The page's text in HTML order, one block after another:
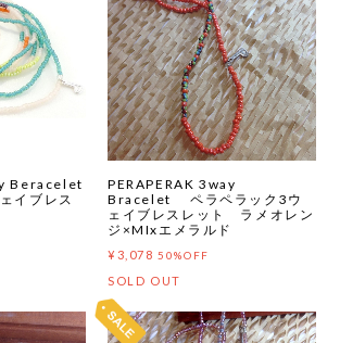
Beracelet
イブレス
PERAPERAK 3way
Bracelet ペラペラック3ウ
ェイブレスレット ラメオレン
ジ×MIxエメラルド
¥3,078 50%OFF
SOLD OUT